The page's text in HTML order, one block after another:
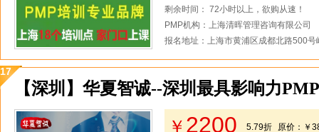
剩余时间： 72小时以上，欲购从速！
PMP机构：上海清晖管理咨询有限公司
报名地址：上海市黄浦区成都北路500
17
【深圳】华夏智诚--深圳最具影响力
￥ 2200 5.79折 原价： ￥